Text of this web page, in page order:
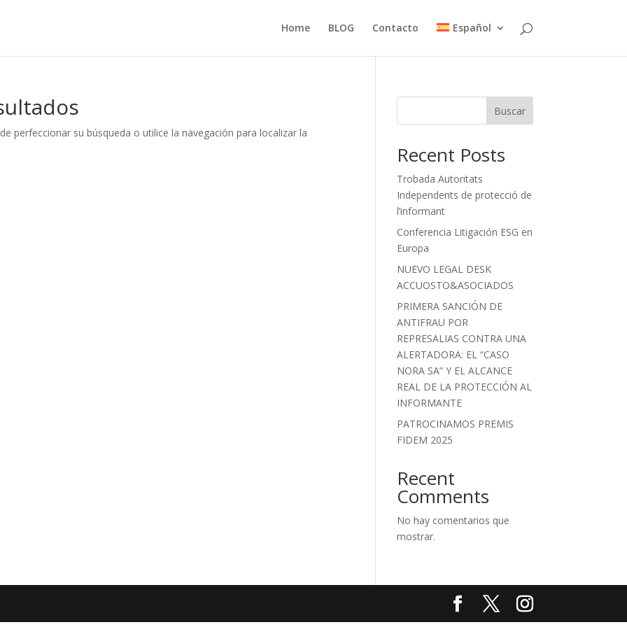
Home BLOG Contacto Español
perfeccionar su búsqueda o utilice la navegación para localizar la
Buscar
Recent Posts
Trobada Autoritats
Independents de protecció de
l’informant
Conferencia Litigación ESG en
Europa
NUEVO LEGAL DESK
ACCUOSTO&ASOCIADOS
PRIMERA SANCIÓN DE
ANTIFRAU POR
REPRESALIAS CONTRA UNA
ALERTADORA: EL “CASO
NORA SA” Y EL ALCANCE
REAL DE LA PROTECCIÓN AL
INFORMANTE
PATROCINAMOS PREMIS
FIDEM 2025
Recent
Comments
No hay comentarios que
mostrar.